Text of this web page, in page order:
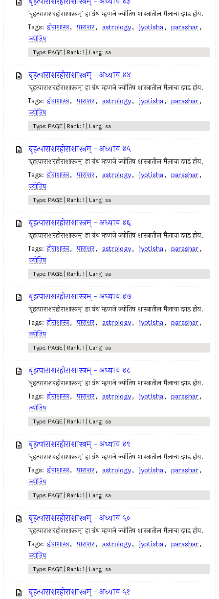
`बृहत्पाराशरहोराशास्त्रम्` हा ग्रंथ म्हणजे ज्योतिष शास्त्रातील मैलाचा दगड होय.
Tags: होराशास्त्र, पाराशर, astrology, jyotisha, parashar,
ज्योतिष
Type: PAGE | Rank: 1 | Lang: sa
बृहत्पाराशरहोराशास्त्रम् - अध्याय ४४
`बृहत्पाराशरहोराशास्त्रम्` हा ग्रंथ म्हणजे ज्योतिष शास्त्रातील मैलाचा दगड होय.
Tags: होराशास्त्र, पाराशर, astrology, jyotisha, parashar,
ज्योतिष
Type: PAGE | Rank: 1 | Lang: sa
बृहत्पाराशरहोराशास्त्रम् - अध्याय ४५
`बृहत्पाराशरहोराशास्त्रम्` हा ग्रंथ म्हणजे ज्योतिष शास्त्रातील मैलाचा दगड होय.
Tags: होराशास्त्र, पाराशर, astrology, jyotisha, parashar,
ज्योतिष
Type: PAGE | Rank: 1 | Lang: sa
बृहत्पाराशरहोराशास्त्रम् - अध्याय ४६
`बृहत्पाराशरहोराशास्त्रम्` हा ग्रंथ म्हणजे ज्योतिष शास्त्रातील मैलाचा दगड होय.
Tags: होराशास्त्र, पाराशर, astrology, jyotisha, parashar,
ज्योतिष
Type: PAGE | Rank: 1 | Lang: sa
बृहत्पाराशरहोराशास्त्रम् - अध्याय ४७
`बृहत्पाराशरहोराशास्त्रम्` हा ग्रंथ म्हणजे ज्योतिष शास्त्रातील मैलाचा दगड होय.
Tags: होराशास्त्र, पाराशर, astrology, jyotisha, parashar,
ज्योतिष
Type: PAGE | Rank: 1 | Lang: sa
बृहत्पाराशरहोराशास्त्रम् - अध्याय ४८
`बृहत्पाराशरहोराशास्त्रम्` हा ग्रंथ म्हणजे ज्योतिष शास्त्रातील मैलाचा दगड होय.
Tags: होराशास्त्र, पाराशर, astrology, jyotisha, parashar,
ज्योतिष
Type: PAGE | Rank: 1 | Lang: sa
बृहत्पाराशरहोराशास्त्रम् - अध्याय ४९
`बृहत्पाराशरहोराशास्त्रम्` हा ग्रंथ म्हणजे ज्योतिष शास्त्रातील मैलाचा दगड होय.
Tags: होराशास्त्र, पाराशर, astrology, jyotisha, parashar,
ज्योतिष
Type: PAGE | Rank: 1 | Lang: sa
बृहत्पाराशरहोराशास्त्रम् - अध्याय ५०
`बृहत्पाराशरहोराशास्त्रम्` हा ग्रंथ म्हणजे ज्योतिष शास्त्रातील मैलाचा दगड होय.
Tags: होराशास्त्र, पाराशर, astrology, jyotisha, parashar,
ज्योतिष
Type: PAGE | Rank: 1 | Lang: sa
बृहत्पाराशरहोराशास्त्रम् - अध्याय ५१